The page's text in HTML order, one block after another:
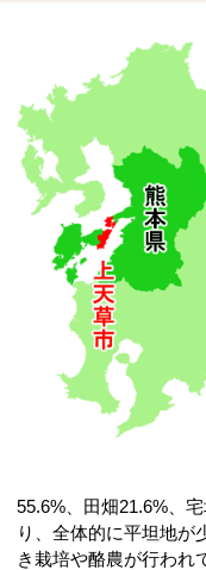
55.6%、田畑21.6%、
り、全体的に平坦地が
き栽培や酪農が行われ